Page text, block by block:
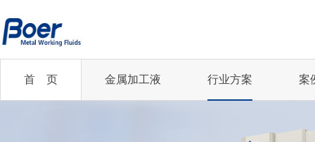
首 页 金属加工液 行业方案 案